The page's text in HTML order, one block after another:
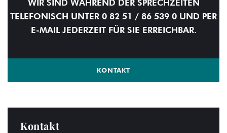
WIR SIND WÄHREND DER SPRECHZEITEN
TELEFONISCH UNTER 0 82 51 / 86 539 0 UND PER
E-MAIL JEDERZEIT FÜR SIE ERREICHBAR.
KONTAKT
Kontakt